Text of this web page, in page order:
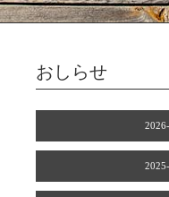
おしらせ